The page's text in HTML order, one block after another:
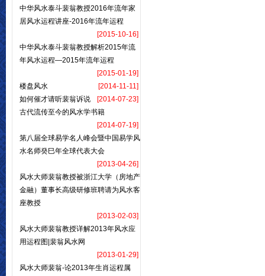
中华风水泰斗裴翁教授2016年流年家
居风水运程讲座-2016年流年运程
[2015-10-16]
中华风水泰斗裴翁教授解析2015年流
年风水运程—2015年流年运程
[2015-01-19]
楼盘风水
[2014-11-11]
如何催才请听裴翁诉说
[2014-07-23]
古代流传至今的风水学书籍
[2014-07-19]
第八届全球易学名人峰会暨中国易学风
水名师癸巳年全球代表大会
[2013-04-26]
风水大师裴翁教授被浙江大学（房地产
金融）董事长高级研修班聘请为风水客
座教授
[2013-02-03]
风水大师裴翁教授详解2013年风水应
用运程图|裴翁风水网
[2013-01-29]
风水大师裴翁-论2013年生肖运程属